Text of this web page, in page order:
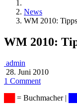
News
WM 2010:
WM 2010:
admin
28. Juni 2010
1 Comment
= Buchmacher |